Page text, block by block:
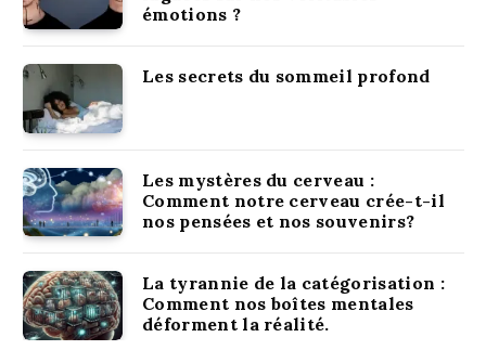
émotions ?
Les secrets du sommeil profond
Les mystères du cerveau :
Comment notre cerveau crée-t-il
nos pensées et nos souvenirs?
La tyrannie de la catégorisation :
Comment nos boîtes mentales
déforment la réalité.